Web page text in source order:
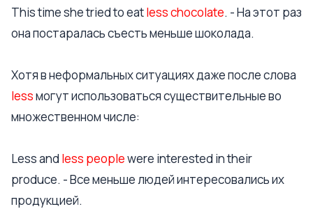
This time she tried to eatless chocolate. - На этот раз
она постаралась съесть меньше шоколада.
Хотя в неформальных ситуациях даже после слова
lessмогут использоваться существительные во
множественном числе:
Less and less peoplewere interested in their
produce. - Все меньше людей интересовались их
продукцией.